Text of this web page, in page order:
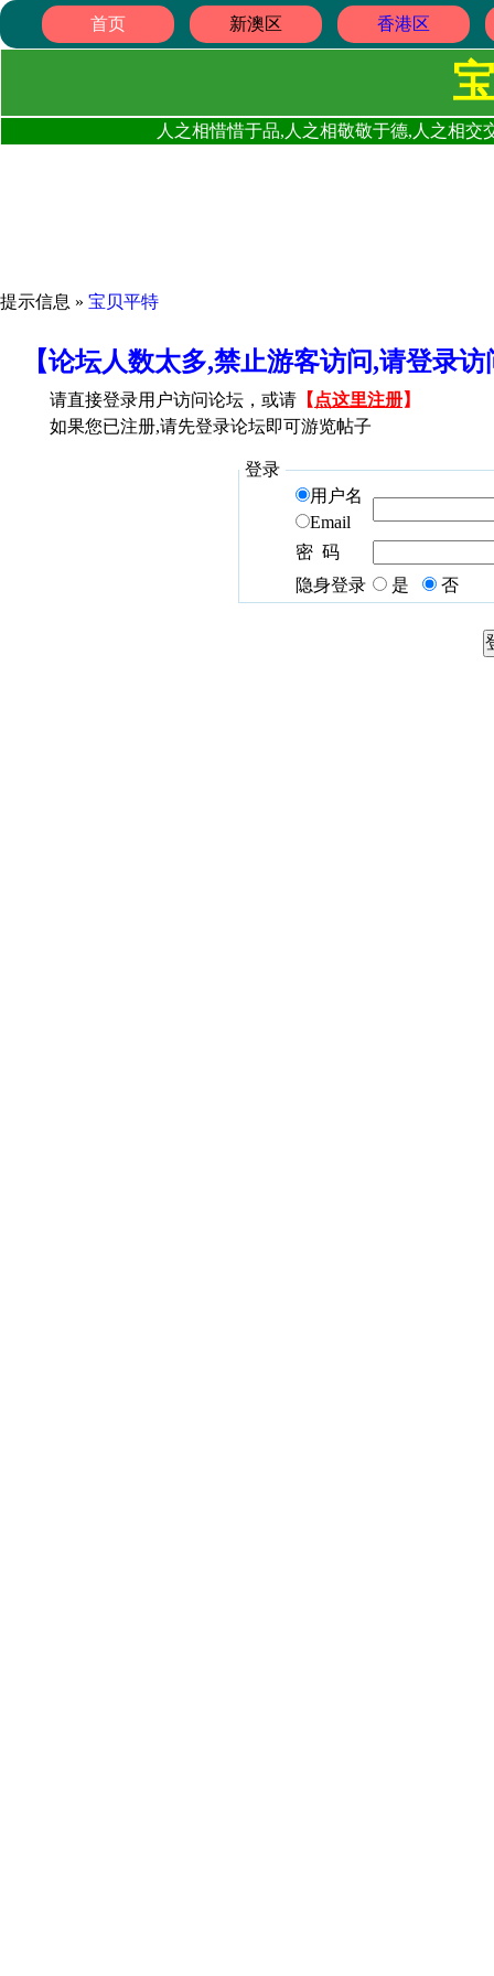
首页 新澳区 香港区
人之相惜惜于品,人之相敬敬于德,人之相
提示信息 » 宝贝平特
【论坛人数太多,禁止游客访问,请登录
请直接登录用户访问论坛，或请 【 点这里注册】
如果您已注册,请先登录论坛即可游览帖子
登录
用户名
Email
密 码
隐身登录
是 否